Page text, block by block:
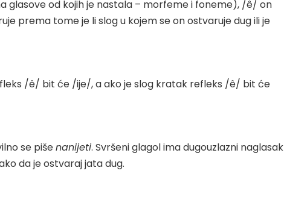
glasove od kojih je nastala – morfeme i foneme), /ê/ on
prema tome je li slog u kojem se on ostvaruje dug ili je
/ê/ bit će /ije/, a ako je slog kratak refleks /ê/ bit će
se pišenanijeti. Svršeni glagol ima dugouzlazni naglasak
da je ostvaraj jata dug.